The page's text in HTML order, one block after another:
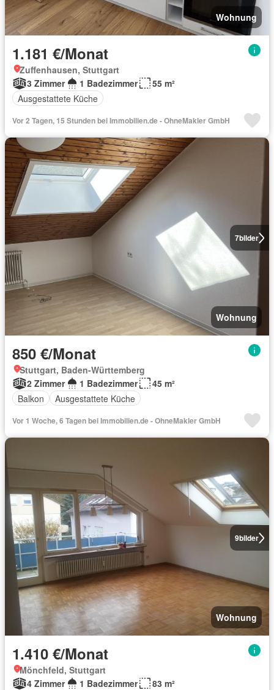
Wohnung
1.181 €/Monat
Zuffenhausen, Stuttgart
3 Zimmer
1 Badezimmer
55 m²
Ausgestattete Küche
Vor 2 Tagen, 15 Stunden bei Immobilien.de - OhneMakler GmbH
7bilder
Wohnung
850 €/Monat
Stuttgart, Baden-Württemberg
2 Zimmer
1 Badezimmer
45 m²
Balkon
Ausgestattete Küche
Vor 1 Woche, 6 Tagen bei Immobilien.de - OhneMakler GmbH
9bilder
Wohnung
1.410 €/Monat
Mönchfeld, Stuttgart
4 Zimmer
1 Badezimmer 83 m²